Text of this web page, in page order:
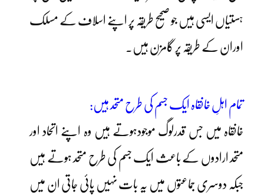
ہستیاں ایسی ہیں جو صحیح طریقہ پر اپنے اسلاف کے مسلک
اوران کے طریقہ پر گامزن ہیں۔
تمام اہلِ خانقاہ ایک جسم کی طرح متحد ہیں:
خانقاہ میں جس قدرلوگ موجودہوتے ہیں وہ اپنے اتحاد اور
متحد ارادوں کے باعث ایک جسم کی طرح متحد ہوتے ہیں
جبکہ دوسری جماعتوں میں یہ بات نہیں پائی جاتی ان میں